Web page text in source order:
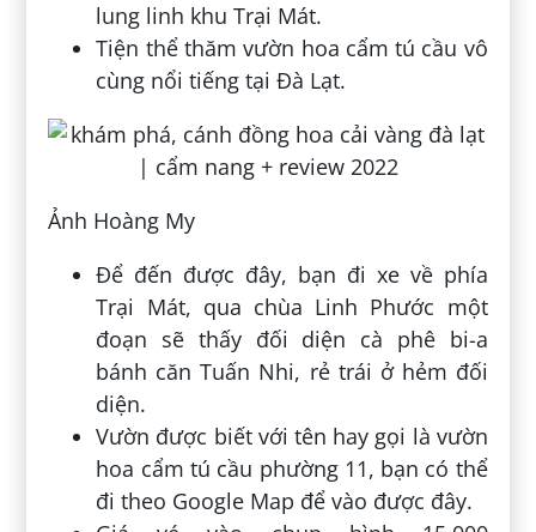
lung linh khu Trại Mát.
Tiện thể thăm vườn hoa cẩm tú cầu vô
cùng nổi tiếng tại Đà Lạt.
Ảnh Hoàng My
Để đến được đây, bạn đi xe về phía
Trại Mát, qua chùa Linh Phước một
đoạn sẽ thấy đối diện cà phê bi-a
bánh căn Tuấn Nhi, rẻ trái ở hẻm đối
diện.
Vườn được biết với tên hay gọi là vườn
hoa cẩm tú cầu phường 11, bạn có thể
đi theo Google Map để vào được đây.